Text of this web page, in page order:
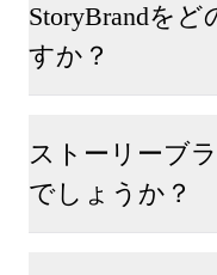
StoryBrandを
すか？
ストーリーブ
でしょうか？